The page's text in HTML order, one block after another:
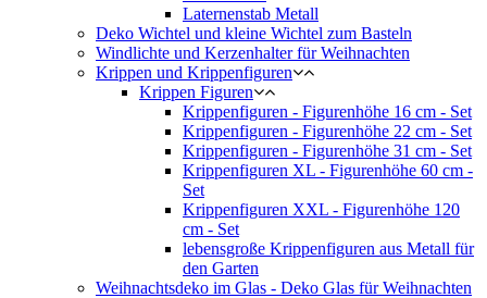
Laternenstab Metall
Deko Wichtel und kleine Wichtel zum Basteln
Windlichte und Kerzenhalter für Weihnachten
Krippen und Krippenfiguren
Krippen Figuren
Krippenfiguren - Figurenhöhe 16 cm - Set
Krippenfiguren - Figurenhöhe 22 cm - Set
Krippenfiguren - Figurenhöhe 31 cm - Set
Krippenfiguren XL - Figurenhöhe 60 cm -
Set
Krippenfiguren XXL - Figurenhöhe 120
cm - Set
lebensgroße Krippenfiguren aus Metall für
den Garten
Weihnachtsdeko im Glas - Deko Glas für Weihnachten